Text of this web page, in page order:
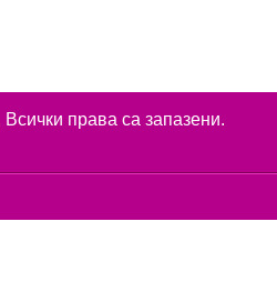
права са запазени.